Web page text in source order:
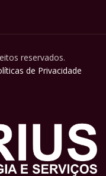
reservados.
de Privacidade